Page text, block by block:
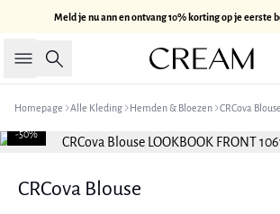
Meld je nu ann en ontvang 10% korting op je eerste
Zoeken
Homepage Alle Kleding Hemden & Bloezen CRCova Blouse
-50%
CRCova Blouse